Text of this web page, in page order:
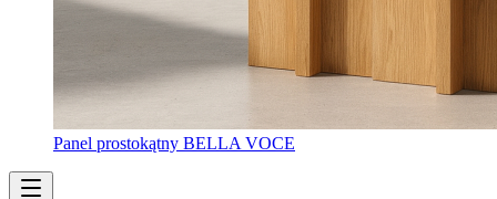
Panel prostokątny BELLA VOCE